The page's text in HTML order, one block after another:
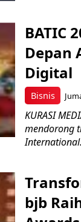
Bisnis
BATIC
Depan
Digital
KURASI
mendorong
bjb